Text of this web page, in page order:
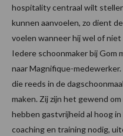
hospitality centraal wilt
kunnen aanvoelen, zo dient
voelen wanneer hij wel of niet
Iedere schoonmaker bij Gom
naar Magnifique-
die reeds in de
maken. Zij zijn het gewend
hebben gastvrijheid al hoog
coaching en training nodig,